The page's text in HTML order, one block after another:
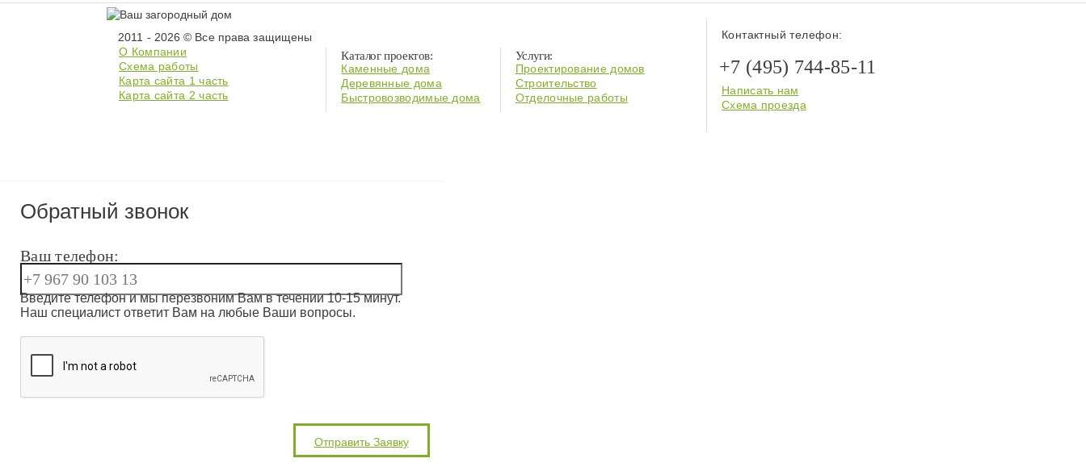
2011 - 2026 © Все права защищены
О Компании
Схема работы
Карта сайта 1 часть
Карта сайта 2 часть
Каталог проектов:
Каменные дома
Деревянные дома
Быстровозводимые дома
Услуги:
Проектирование домов
Строительство
Отделочные работы
Контактный телефон:
+7 (495) 744-85-11
Написать нам
Схема проезда
Обратный звонок
Ваш телефон:
Введите телефон и мы перезвоним Вам в течении 10-15 минут.
Наш специалист ответит Вам на любые Ваши вопросы.